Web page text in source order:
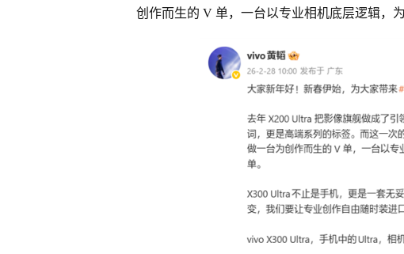
创作而生的 V 单，一台以专业相机底层逻辑，